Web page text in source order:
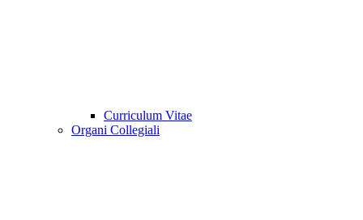
Curriculum Vitae
Organi Collegiali